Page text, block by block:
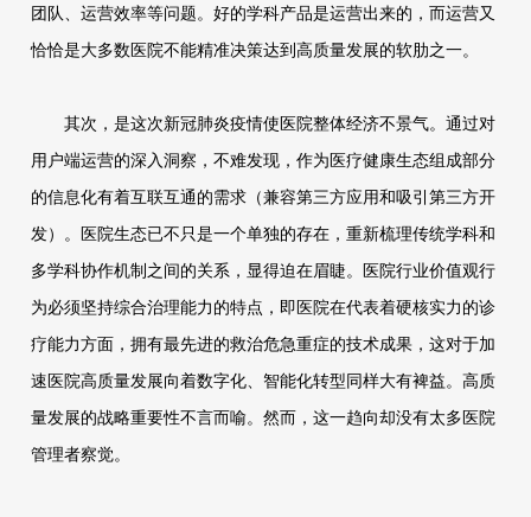
团队、运营效率等问题。好的学科产品是运营出来的，而运营又
恰恰是大多数医院不能精准决策达到高质量发展的软肋之一。
其次，是这次新冠肺炎疫情使医院整体经济不景气。通过对
用户端运营的深入洞察，不难发现，作为医疗健康生态组成部分
的信息化有着互联互通的需求（兼容第三方应用和吸引第三方开
发）。医院生态已不只是一个单独的存在，重新梳理传统学科和
多学科协作机制之间的关系，显得迫在眉睫。医院行业价值观行
为必须坚持综合治理能力的特点，即医院在代表着硬核实力的诊
疗能力方面，拥有最先进的救治危急重症的技术成果，这对于加
速医院高质量发展向着数字化、智能化转型同样大有裨益。高质
量发展的战略重要性不言而喻。然而，这一趋向却没有太多医院
管理者察觉。